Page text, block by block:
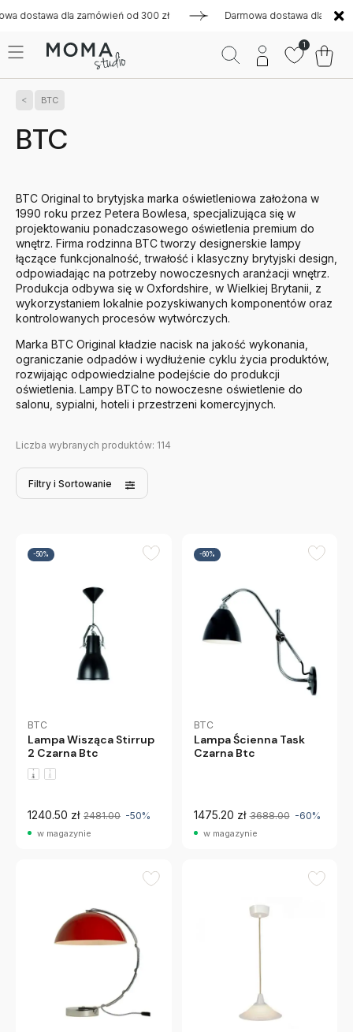
dla zamówień od 300 zł Darmowa dostawa dla zamówień od
1
BTC
BTC
BTC Original to brytyjska marka oświetleniowa założona w
1990 roku przez Petera Bowlesa, specjalizująca się w
projektowaniu ponadczasowego oświetlenia premium do
wnętrz. Firma rodzinna BTC tworzy designerskie lampy
łączące funkcjonalność, trwałość i klasyczny brytyjski design,
odpowiadając na potrzeby nowoczesnych aranżacji wnętrz.
Produkcja odbywa się w Oxfordshire, w Wielkiej Brytanii, z
wykorzystaniem lokalnie pozyskiwanych komponentów oraz
kontrolowanych procesów wytwórczych.
Marka BTC Original kładzie nacisk na jakość wykonania,
ograniczanie odpadów i wydłużenie cyklu życia produktów,
rozwijając odpowiedzialne podejście do produkcji
oświetlenia. Lampy BTC to nowoczesne oświetlenie do
salonu, sypialni, hoteli i przestrzeni komercyjnych.
Liczba wybranych produktów: 114
Filtry i Sortowanie
-50%
BTC
Lampa Wisząca Stirrup
2 Czarna Btc
1240.50 zł 2481.00 -50%
w magazynie
-60%
BTC
Lampa Ścienna Task
Czarna Btc
1475.20 zł 3688.00 -60%
w magazynie